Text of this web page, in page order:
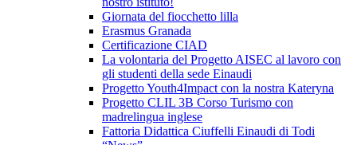
Giornata del fiocchetto lilla
Erasmus Granada
Certificazione CIAD
La volontaria del Progetto AISEC al lavoro con
gli studenti della sede Einaudi
Progetto Youth4Impact con la nostra Kateryna
Progetto CLIL 3B Corso Turismo con
madrelingua inglese
Fattoria Didattica Ciuffelli Einaudi di Todi